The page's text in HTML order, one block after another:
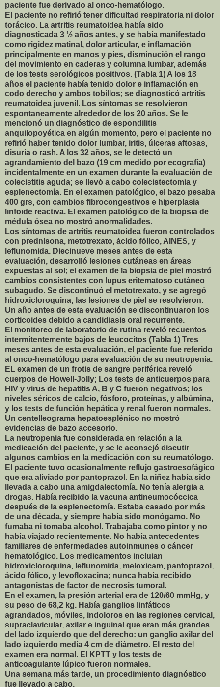
paciente fue derivado al onco-hematólogo.
El paciente no refirió tener dificultad respiratoria ni dolor
torácico. La artritis reumatoidea había sido
diagnosticada 3 ½ años antes, y se había manifestado
como rigidez matinal, dolor articular, e inflamación
principalmente en manos y pies, disminución el rango
del movimiento en caderas y columna lumbar, además
de los tests serológicos positivos. (Tabla 1) A los 18
años el paciente había tenido dolor e inflamación en
codo derecho y ambos tobillos; se diagnosticó artritis
reumatoidea juvenil. Los síntomas se resolvieron
espontaneamente alrededor de los 20 años. Se le
mencionó un diagnóstico de espondilitis
anquilopoyética en algún momento, pero el paciente no
refirió haber tenido dolor lumbar, iritis, úlceras aftosas,
disuria o rash. A los 32 años, se le detectó un
agrandamiento del bazo (19 cm medido por ecografía)
incidentalmente en un examen durante la evaluación de
colecistitis aguda; se llevó a cabo colecistectomía y
esplenectomía. En el examen patológico, el bazo pesaba
400 grs, con cambios fibrocongestivos e hiperplasia
linfoide reactiva. El examen patológico de la biopsia de
médula ósea no mostró anormalidades.
Los síntomas de artritis reumatoidea fueron controlados
con prednisona, metotrexato, ácido fólico, AINES, y
leflunomida. Diecinueve meses antes de esta
evaluación, desarrolló lesiones cutáneas en áreas
expuestas al sol; el examen de la biopsia de piel mostró
cambios consistentes con lupus eritematoso cutáneo
subagudo. Se discontinuó el metotrexato, y se agregó
hidroxicloroquina; las lesiones de piel se resolvieron.
Un año antes de esta evaluación se discontinuaron los
corticoides debido a candidiasis oral recurrente.
El monitoreo de laboratorio de rutina reveló recuentos
intermitentemente bajos de leucocitos (Tabla 1) Tres
meses antes de esta evaluación, el paciente fue referido
al onco-hematólogo para evaluación de su neutropenia.
EL examen de un frotis de sangre periférica reveló
cuerpos de Howell-Jolly; Los tests de anticuerpos para
HIV y virus de hepatitis A, B y C fueron negativos; los
niveles séricos de calcio, fósforo, proteínas, y albúmina,
y los tests de función hepática y renal fueron normales.
Un centelleograma hepatoesplénico no mostró
evidencias de bazo accesorio.
La neutropenia fue considerada en relación a la
medicación del paciente, y se le aconsejó discutir
algunos cambios en la medicación con su reumatólogo.
El paciente tuvo ocasionalmente reflujo gastroesofágico
que era aliviado por pantoprazol. En la niñez había sido
llevada a cabo una amigdalectomía. No tenía alergia a
drogas. Había recibido la vacuna antineumocóccica
después de la esplenectomía. Estaba casado por más
de una década, y siempre había sido monógamo. No
fumaba ni tomaba alcohol. Trabajaba como pintor y no
había viajado recientemente. No había antecedentes
familiares de enfermedades autoinmunes o cáncer
hematológico. Los medicamentos incluian
hidroxicloroquina, leflunomida, meloxicam, pantoprazol,
ácido fólico, y levofloxacina; nunca había recibido
antagonistas de factor de necrosis tumoral.
En el examen, la presión arterial era de 120/60 mmHg, y
su peso de 68,2 kg. Había ganglios linfáticos
agrandados, móviles, indoloros en las regiones cervical,
supraclavicular, axilar e inguinal que eran más grandes
del lado izquierdo que del derecho: un ganglio axilar del
lado izquierdo medía 4 cm de diámetro. El resto del
examen era normal. El KPTT y los tests de
anticoagulante lúpico fueron normales.
Una semana más tarde, un procedimiento diagnóstico
fue llevado a cabo.